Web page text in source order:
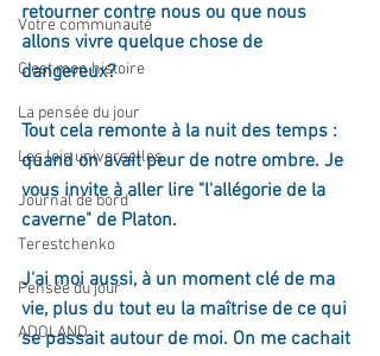
Votre communauté
C'est mon histoire
La pensée du jour
Les lois universelles
Journal de bord
Terestchenko
Pensée du jour
ADOLAND
retourner contre nous ou que nous
allons vivre quelque chose de
dangereux?
Tout cela remonte à la nuit des temps :
quand on avait peur de notre ombre. Je
vous invite à aller lire "l'allégorie de la
caverne" de Platon.
J'ai moi aussi, à un moment clé de ma
vie, plus du tout eu la maîtrise de ce qui
se passait autour de moi. On me cachait